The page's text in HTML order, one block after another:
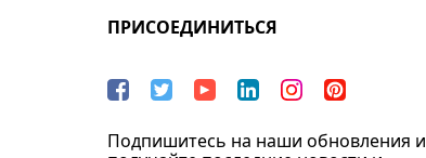
ПРИСОЕДИНИТЬСЯ
Подпишитесь на наши обновления и